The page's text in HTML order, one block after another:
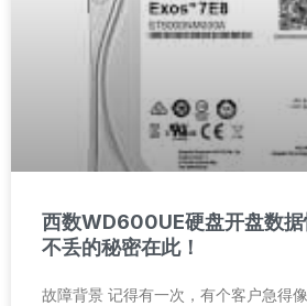
西数WD600UE硬盘开盘数
不丢的秘密在此！
故障背景 记得有一次，有个客户急得